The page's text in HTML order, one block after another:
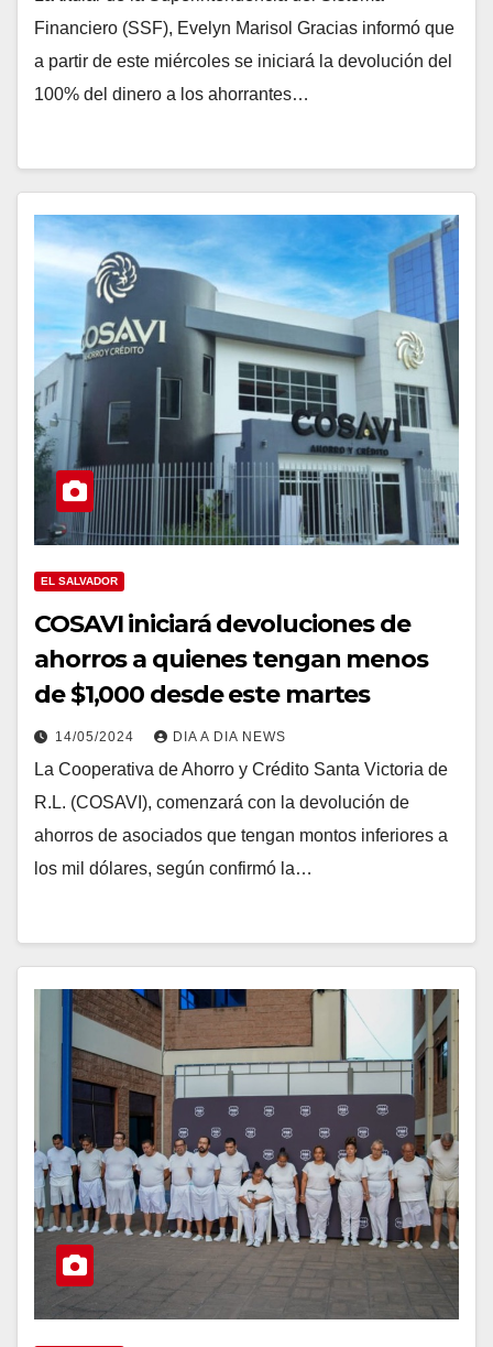
Financiero (SSF), Evelyn Marisol Gracias informó que
a partir de este miércoles se iniciará la devolución del
100% del dinero a los ahorrantes…
EL SALVADOR
COSAVI iniciará devoluciones de
ahorros a quienes tengan menos
de $1,000 desde este martes
14/05/2024 DIA A DIA NEWS
La Cooperativa de Ahorro y Crédito Santa Victoria de
R.L. (COSAVI), comenzará con la devolución de
ahorros de asociados que tengan montos inferiores a
los mil dólares, según confirmó la…